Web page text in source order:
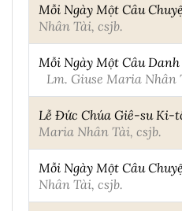
Mỗi Ngày Một Câu
Nhân Tài, csjb.
Mỗi Ngày Một Câu
Lm. Giuse Maria Nhân
Lễ Đức Chúa Giê-su Ki-
Maria Nhân Tài, csjb.
Mỗi Ngày Một Câu
Nhân Tài, csjb.